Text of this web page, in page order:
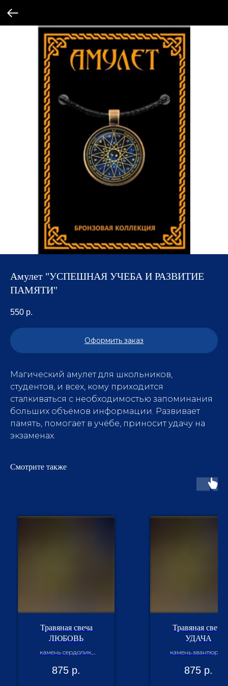
Амулет "УСПЕШНАЯ УЧЕБА И РАЗВИТИЕ
ПАМЯТИ"
550 р.
Оформить заказ
Магический амулет для школьников,
студентов, и всех, кому приходится
сталкиваться с необходимостью запоминания
больших объёмов информации. Развивает
память, помогает в учёбе, приносит удачу на
экзаменах.
Смотрите также
Травяная свеча
ЛЮБОВЬ
камень сердолик,
875 р.
Травяная свеча
УДАЧА
камень авантюрин,
875 р.